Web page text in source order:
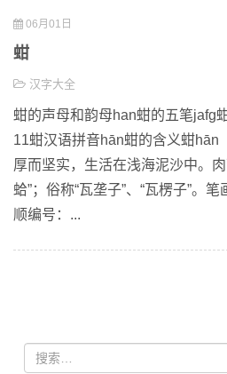
06月01日
蚶
汉字大全
蚶的声母和韵母han蚶的五笔jafg
11蚶汉语拼音hān蚶的含义蚶hān
厚而坚实，生活在浅海泥沙中。
蛤”；俗称“瓦垄子”、“瓦楞子”。
顺编号：...